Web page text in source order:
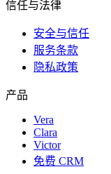
信任与法律
安全与信任
服务条款
隐私政策
产品
Vera
Clara
Victor
免费 CRM